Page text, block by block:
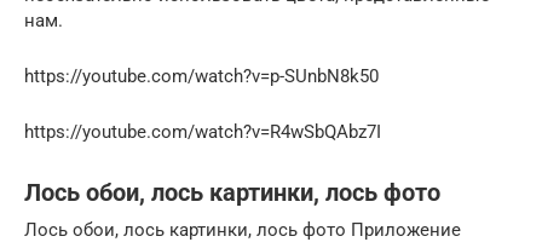
нам.
https://youtube.com/watch?v=p-SUnbN8k50
https://youtube.com/watch?v=R4wSbQAbz7I
Лось обои, лось картинки, лось фото
Лось обои, лось картинки, лось фото Приложение